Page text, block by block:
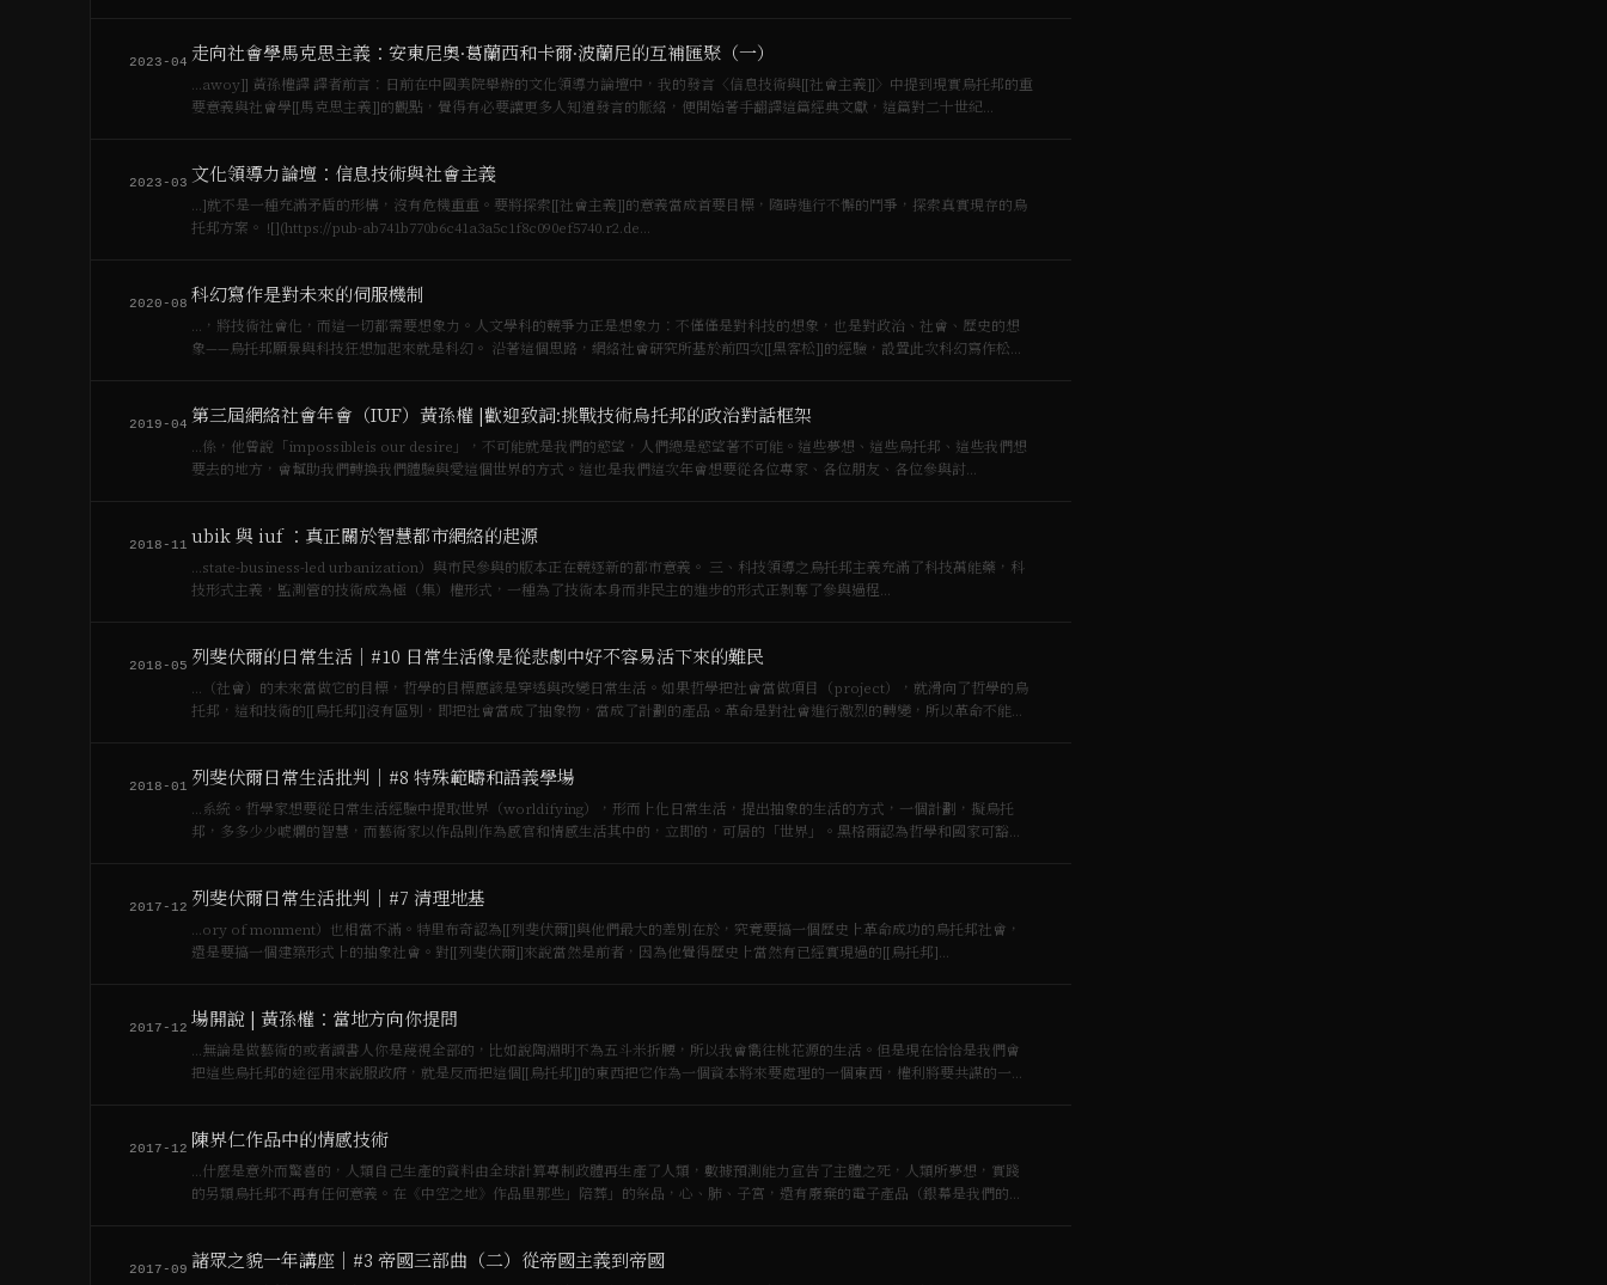
2023-04 走向社會學馬克思主義：安東尼奧·葛蘭西和卡爾·波蘭尼的互補匯聚（一）
…awoy]] 黃孫權譯 譯者前言：日前在中國美院舉辦的文化領導力論壇中，我的發言〈信息技術與[[社會主義]]〉中提到現實烏托邦的重
要意義與社會學[[馬克思主義]]的觀點，覺得有必要讓更多人知道發言的脈絡，便開始著手翻譯這篇經典文獻，這篇對二十世紀…
2023-03 文化領導力論壇：信息技術與社會主義
…]就不是一種充滿矛盾的形構，沒有危機重重。要將探索[[社會主義]]的意義當成首要目標，隨時進行不懈的鬥爭，探索真實現存的烏
托邦方案。 ![](https://pub-ab741b770b6c41a3a5c1f8c090ef5740.r2.de…
2020-08 科幻寫作是對未來的伺服機制
…，將技術社會化，而這一切都需要想象力。人文學科的競爭力正是想象力：不僅僅是對科技的想象，也是對政治、社會、歷史的想
象——烏托邦願景與科技狂想加起來就是科幻。 沿著這個思路，網絡社會研究所基於前四次[[黑客松]]的經驗，設置此次科幻寫作松，
2019-04 第三屆網絡社會年會（IUF）黃孫權 |歡迎致詞:挑戰技術烏托邦的政治對話框架
…係，他曾說「impossibleis our desire」，不可能就是我們的慾望，人們總是慾望著不可能。這些夢想、這些烏托邦、這些我們想
要去的地方，會幫助我們轉換我們體驗與愛這個世界的方式。這也是我們這次年會想要從各位專家、各位朋友、各位參與討…
2018-11 ubik 與 iuf ：真正關於智慧都市網絡的起源
…state-business-led urbanization）與市民參與的版本正在競逐新的都市意義。 三、科技領導之烏托邦主義充滿了科技萬能藥，科
技形式主義，監測管的技術成為極（集）權形式，一種為了技術本身而非民主的進步的形式正剝奪了參與過程…
2018-05 列斐伏爾的日常生活｜#10 日常生活像是從悲劇中好不容易活下來的難民
…（社會）的未來當做它的目標，哲學的目標應該是穿透與改變日常生活。如果哲學把社會當做項目（project），就滑向了哲學的烏
托邦，這和技術的[[烏托邦]]沒有區別，即把社會當成了抽象物，當成了計劃的產品。革命是對社會進行激烈的轉變，所以革命不能作
2018-01 列斐伏爾日常生活批判｜#8 特殊範疇和語義學場
…系統。哲學家想要從日常生活經驗中提取世界（worldifying），形而上化日常生活，提出抽象的生活的方式，一個計劃，擬烏托
邦，多多少少唬爛的智慧，而藝術家以作品則作為感官和情感生活其中的，立即的，可居的「世界」。黑格爾認為哲學和國家可豁免
2017-12 列斐伏爾日常生活批判｜#7 清理地基
…ory of monment）也相當不滿。特里布奇認為[[列斐伏爾]]與他們最大的差別在於，究竟要搞一個歷史上革命成功的烏托邦社會，
還是要搞一個建築形式上的抽象社會。對[[列斐伏爾]]來說當然是前者，因為他覺得歷史上當然有已經實現過的[[烏托邦]…
2017-12 場開說 | 黃孫權：當地方向你提問
…無論是做藝術的或者讀書人你是蔑視全部的，比如說陶淵明不為五斗米折腰，所以我會嚮往桃花源的生活。但是現在恰恰是我們會
把這些烏托邦的途徑用來說服政府，就是反而把這個[[烏托邦]]的東西把它作為一個資本將來要處理的一個東西，權利將要共謀的一個
2017-12 陳界仁作品中的情感技術
…什麼是意外而驚喜的，人類自己生產的資料由全球計算專制政體再生產了人類，數據預測能力宣告了主體之死，人類所夢想，實踐
的另類烏托邦不再有任何意義。在《中空之地》作品里那些」陪葬」的祭品，心、肺、子宮，還有廢棄的電子產品（銀幕是我們的眼
2017-09 諸眾之貌一年講座｜#3 帝國三部曲（二）從帝國主義到帝國